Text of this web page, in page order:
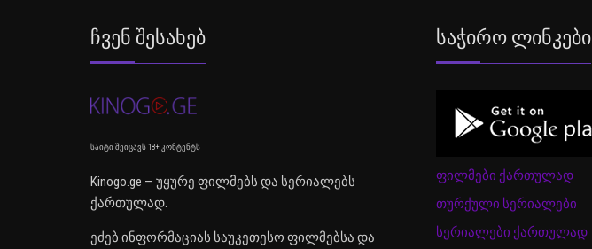
Ჩვენ Შესახებ
საიტი შეიცავს 18+ კონტენტს
Kinogo.ge — უყურე ფილმებს და სერიალებს
ქართულად.
ეძებ ინფორმაციას საუკეთესო ფილმებსა და
Საჭირო Ლინკები
ფილმები ქართულად
თურქული სერიალები
სერიალები ქართულად